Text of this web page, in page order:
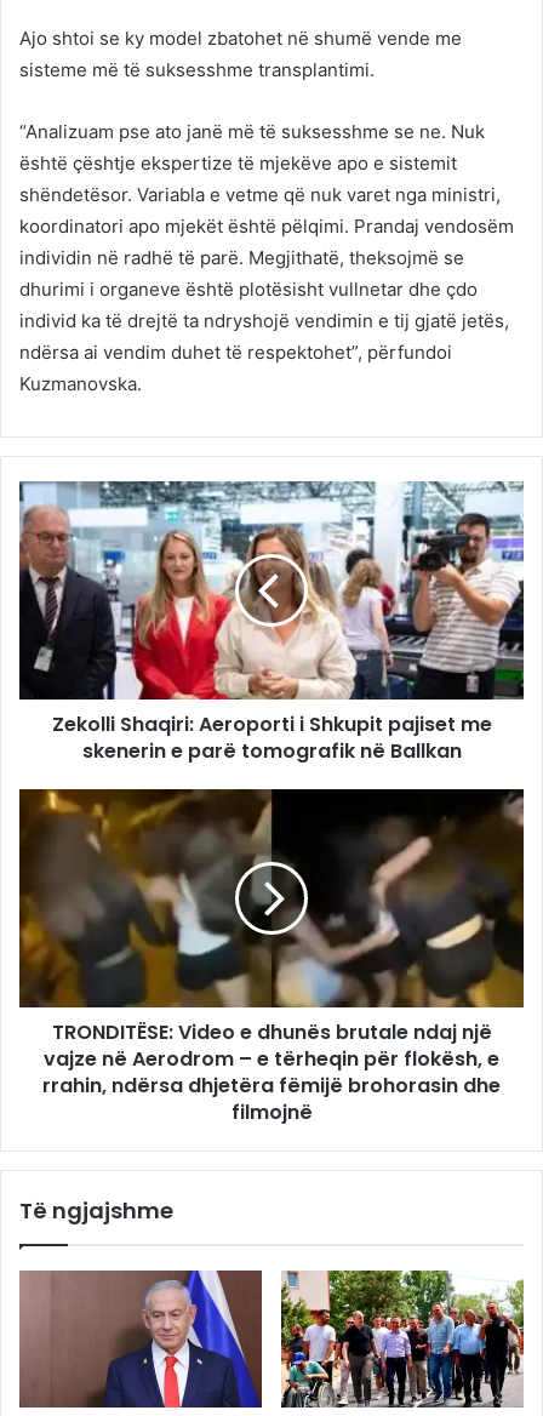
Ajo shtoi se ky model zbatohet në shumë vende me
sisteme më të suksesshme transplantimi.
“Analizuam pse ato janë më të suksesshme se ne. Nuk
është çështje ekspertize të mjekëve apo e sistemit
shëndetësor. Variabla e vetme që nuk varet nga ministri,
koordinatori apo mjekët është pëlqimi. Prandaj vendosëm
individin në radhë të parë. Megjithatë, theksojmë se
dhurimi i organeve është plotësisht vullnetar dhe çdo
individ ka të drejtë ta ndryshojë vendimin e tij gjatë jetës,
ndërsa ai vendim duhet të respektohet”, përfundoi
Kuzmanovska.
Zekolli Shaqiri: Aeroporti i Shkupit pajiset me
skenerin e parë tomografik në Ballkan
TRONDITËSE: Video e dhunës brutale ndaj një
vajze në Aerodrom – e tërheqin për flokësh, e
rrahin, ndërsa dhjetëra fëmijë brohorasin dhe
filmojnë
Të ngjajshme